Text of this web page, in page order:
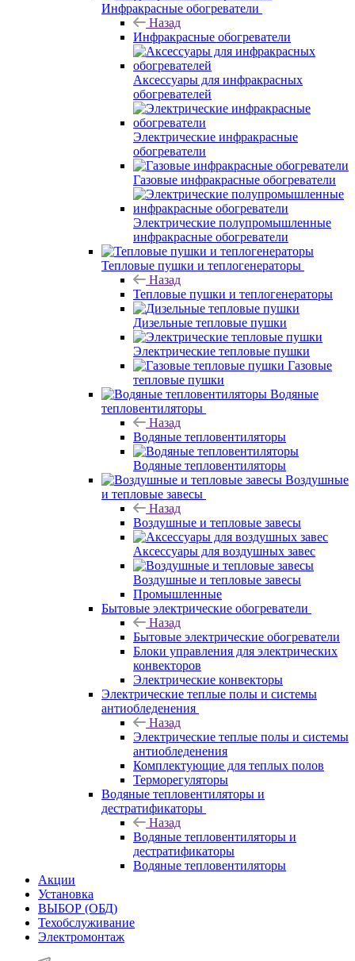
Инфракрасные обогреватели
Назад
Инфракрасные обогреватели
Аксессуары для инфракрасных
обогревателей
Электрические инфракрасные
обогреватели
Газовые инфракрасные обогреватели
Электрические полупромышленные
инфракрасные обогреватели
Тепловые пушки и теплогенераторы
Назад
Тепловые пушки и теплогенераторы
Дизельные тепловые пушки
Электрические тепловые пушки
Газовые
тепловые пушки
Водяные
тепловентиляторы
Назад
Водяные тепловентиляторы
Водяные тепловентиляторы
Воздушные
и тепловые завесы
Назад
Воздушные и тепловые завесы
Аксессуары для воздушных завес
Воздушные и тепловые завесы
Промышленные
Бытовые электрические обогреватели
Назад
Бытовые электрические обогреватели
Блоки управления для электрических
конвекторов
Электрические конвекторы
Электрические теплые полы и системы
антиобледенения
Назад
Электрические теплые полы и системы
антиобледенения
Комплектующие для теплых полов
Терморегуляторы
Водяные тепловентиляторы и
дестратификаторы
Назад
Водяные тепловентиляторы и
дестратификаторы
Водяные тепловентиляторы
Акции
Установка
ВЫБОР (ОБД)
Техобслуживание
Электромонтаж